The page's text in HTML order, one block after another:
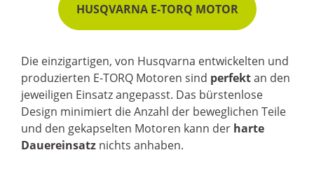
HUSQVARNA E-TORQ MOTOR
Die einzigartigen, von Husqvarna entwickelten und
produzierten E-TORQ Motoren sind perfektan den
jeweiligen Einsatz angepasst. Das bürstenlose
Design minimiert die Anzahl der beweglichen Teile
und den gekapselten Motoren kann der harte
Dauereinsatz nichts anhaben.